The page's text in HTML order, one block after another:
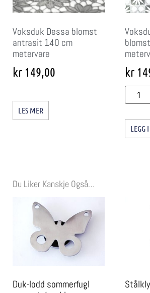
Voksduk Dessa blomst
antrasit 140 cm
metervare
kr 149,00
LES MER
kr
LEGG
Du Liker Kanskje Også…
Duk-lodd sommerfugl